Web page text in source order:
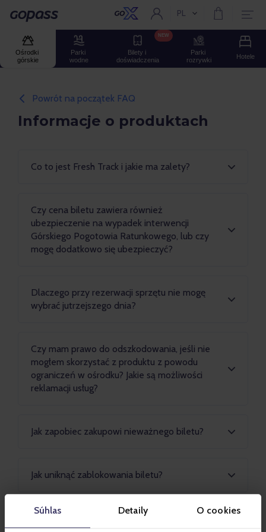
Súhlas Detaily O cookies
Gopass Aktualny język:
PL
Ośrodki
górskie
Parki
wodne
Bilety i
doświadczenia
NEW
Parki
rozrywki
Hotele
Powrót na początek FAQ
Informacje o produktach
Co to jest Fresh Track i jakie ma zalety?
Czy cena biletu zawiera również
ubezpieczenie na wypadek interwencji
Górskiego Pogotowia Ratunkowego, lub czy
mogę dodatkowo się ubezpieczyć?
Dlaczego przy rezerwacji sprzętu nie mogę
wybrać jutrzejszego dnia?
Czy mam prawo do odszkodowania, jeśli nie
mogłem skorzystać z produktu z powodu
ograniczeń w ośrodku? Jakie są możliwości
reklamacji usług?
Jak zapobiec zakupowi nieważnego biletu?
Jak uniknąć zablokowania biletu?
Czy mogę zarezerwować sobie miejsce